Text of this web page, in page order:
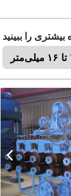
را ببینید